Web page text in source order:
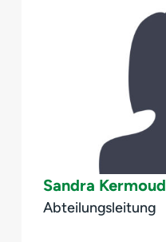
Sandra Kermoud
Abteilungsleitung